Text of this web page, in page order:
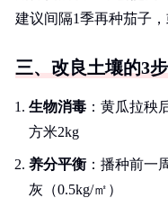
建议间隔1季再种茄子
三、改良土壤的3
生物消毒 ：黄瓜拉秧
方米2kg
养分平衡 ：播种前一
灰（0.5kg/㎡）